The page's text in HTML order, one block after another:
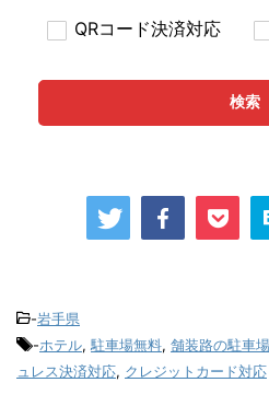
QRコード決済対応
検索
-岩手県
-ホテル, 駐車場無料, 舗装路の駐車場
ュレス決済対応, クレジットカード対応